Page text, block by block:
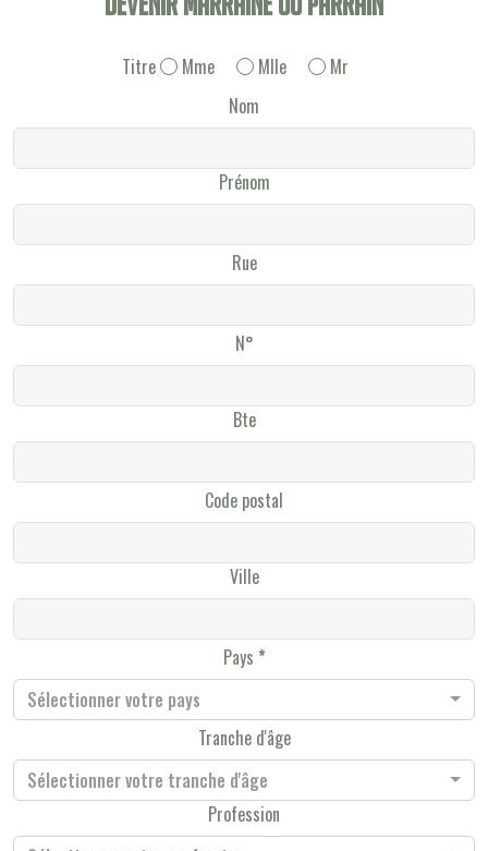
Titre Mme Mlle
Mr
Nom
Prénom
Rue
N°
Bte
Code postal
Ville
Pays
Sélectionner votre pays
Tranche d'âge
Sélectionner votre tranche d'âge
Profession